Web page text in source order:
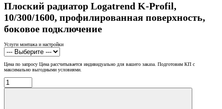
Плоский радиатор Logatrend K-Profil,
10/300/1600, профилированная поверхность,
боковое подключение
Услуги монтажа и настройки
Цена по запросу Цена рассчитывается индивидуально для вашего заказа. Подготовим КП с
максимально выгодными условиями.